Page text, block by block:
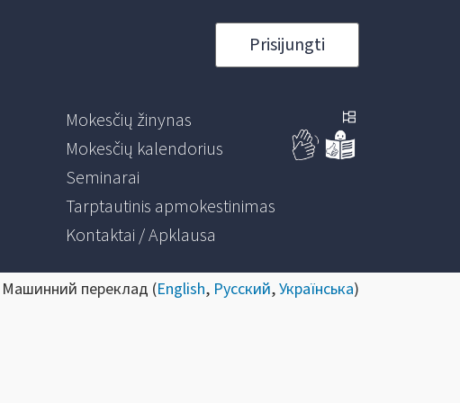
Prisijungti
Mokesčių žinynas
Mokesčių kalendorius
Seminarai
Tarptautinis apmokestinimas
Kontaktai / Apklausa
переклад (English, Русский,Українська)